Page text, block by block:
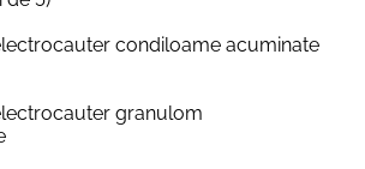
condiloame acuminate
granulom